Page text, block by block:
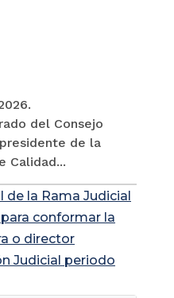
del Consejo
de la
Calidad...
la Rama Judicial
conformar la
o director
Judicial periodo